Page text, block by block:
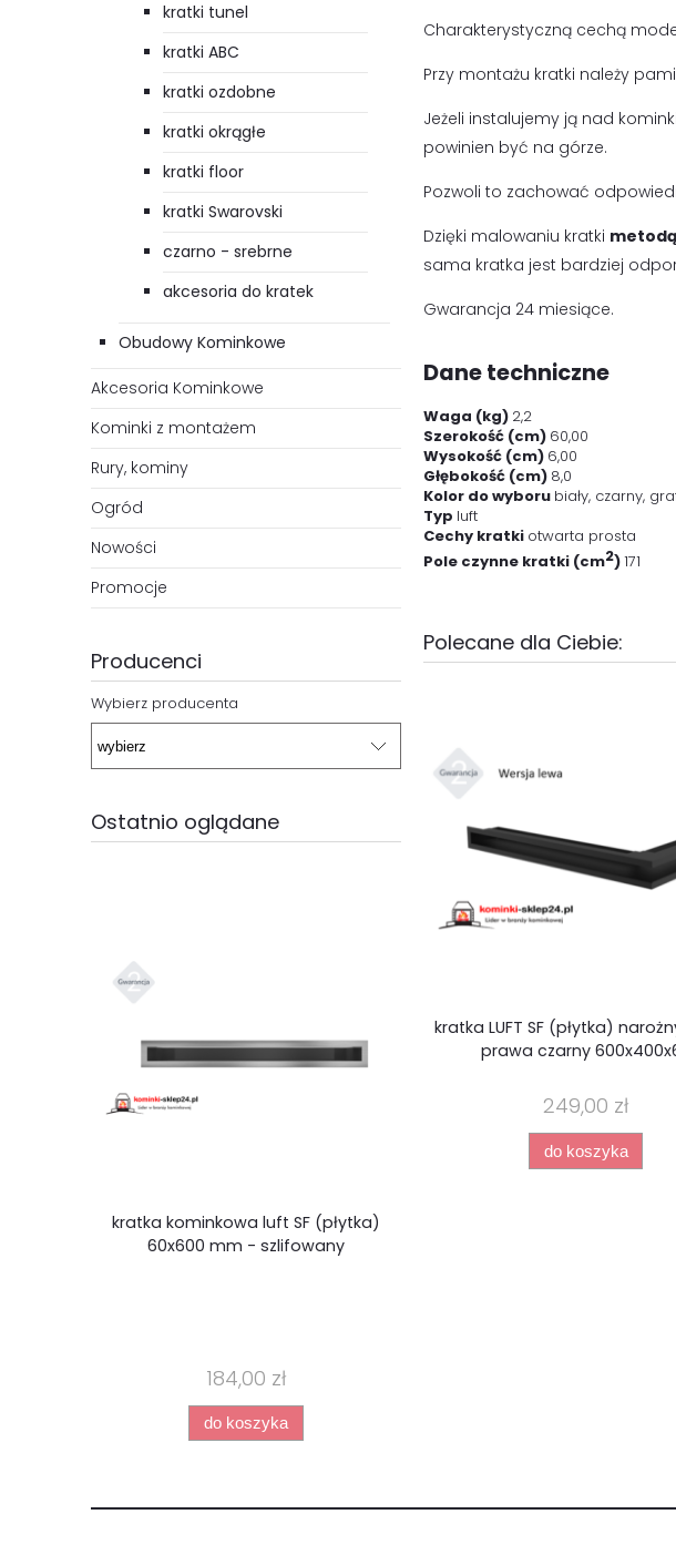
kratki tunel
kratki ABC
kratki ozdobne
kratki okrągłe
kratki floor
kratki Swarovski
czarno - srebrne
akcesoria do kratek
Obudowy Kominkowe
Akcesoria Kominkowe
Kominki z montażem
Rury, kominy
Ogród
Nowości
Promocje
Producenci
Wybierz producenta
Ostatnio oglądane
kratka kominkowa luft SF (płytka)
60x600 mm - szlifowany
184,00 zł
do koszyka
Charakterystyczną cechą
Przy montażu kratki należy
Jeżeli instalujemy ją nad
powinien być na górze.
Pozwoli to zachować
Dzięki malowaniu kratki
sama kratka jest bardziej
Gwarancja 24 miesiące.
Dane techniczne
Waga (kg) 2,2
Szerokość (cm) 60,00
Wysokość (cm) 6,00
Głębokość (cm) 8,0
Kolor do wyboru biały, czarny,
Typ luft
Cechy kratki otwarta prosta
Pole czynne kratki (cm2)171
Polecane dla Ciebie:
kratka LUFT SF (płytka)
prawa czarny
249,00 zł
do koszyka